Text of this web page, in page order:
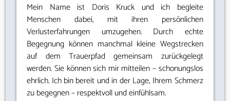
Mein Name ist Doris Kruck und ich begleite
Menschen dabei, mit ihren persönlichen
Verlusterfahrungen umzugehen. Durch echte
Begegnung können manchmal kleine Wegstrecken
auf dem Trauerpfad gemeinsam zurückgelegt
werden. Sie können sich mir mitteilen – schonungslos
ehrlich. Ich bin bereit und in der Lage, Ihrem Schmerz
zu begegnen – respektvoll und einfühlsam.